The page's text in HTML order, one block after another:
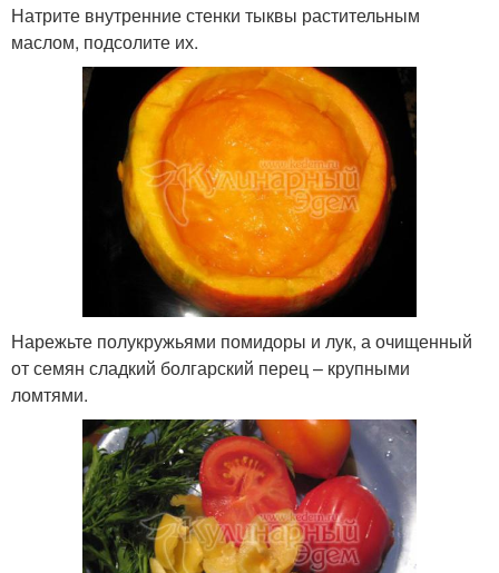
Натрите внутренние стенки тыквы растительным
маслом, подсолите их.
Нарежьте полукружьями помидоры и лук, а очищенный
от семян сладкий болгарский перец – крупными
ломтями.